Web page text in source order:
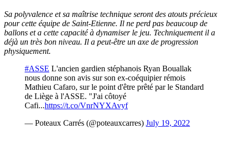
Sa polyvalence et sa maîtrise technique seront des atouts précieux
pour cette équipe de Saint-Etienne. Il ne perd pas beaucoup de
ballons et a cette capacité à dynamiser le jeu. Techniquement il a
déjà un très bon niveau. Il a peut-être un axe de progression
physiquement.
#ASSE L'ancien gardien stéphanois Ryan Bouallak
nous donne son avis sur son ex-coéquipier rémois
Mathieu Cafaro, sur le point d'être prêté par le Standard
de Liège à l'ASSE. "J'ai côtoyé
Cafi...https://t.co/VnrNYXAvyf
— Poteaux Carrés (@poteauxcarres) July 19, 2022